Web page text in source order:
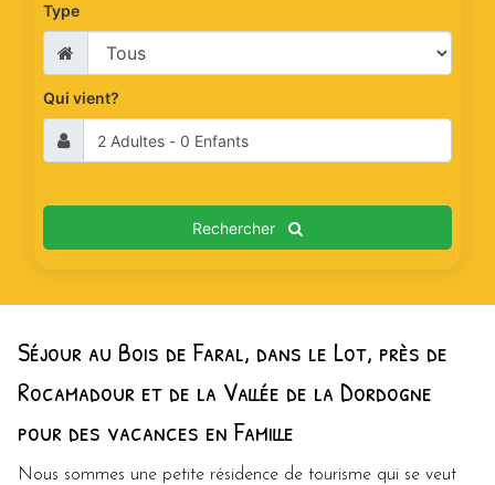
Type
Qui vient?
Rechercher
Séjour au Bois de Faral, dans le Lot, près de
Rocamadour et de la Vallée de la Dordogne
pour des vacances en Famille
Nous sommes une petite résidence de tourisme qui se veut